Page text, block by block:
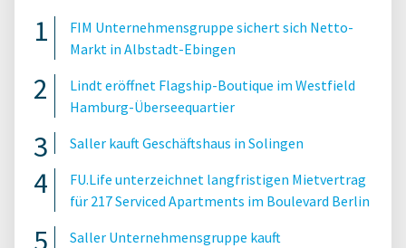
FIM Unternehmensgruppe sichert sich Netto-
Markt in Albstadt-Ebingen
Lindt eröffnet Flagship-Boutique im Westfield
Hamburg-Überseequartier
Saller kauft Geschäftshaus in Solingen
FU.Life unterzeichnet langfristigen Mietvertrag
für 217 Serviced Apartments im Boulevard Berlin
Saller Unternehmensgruppe kauft